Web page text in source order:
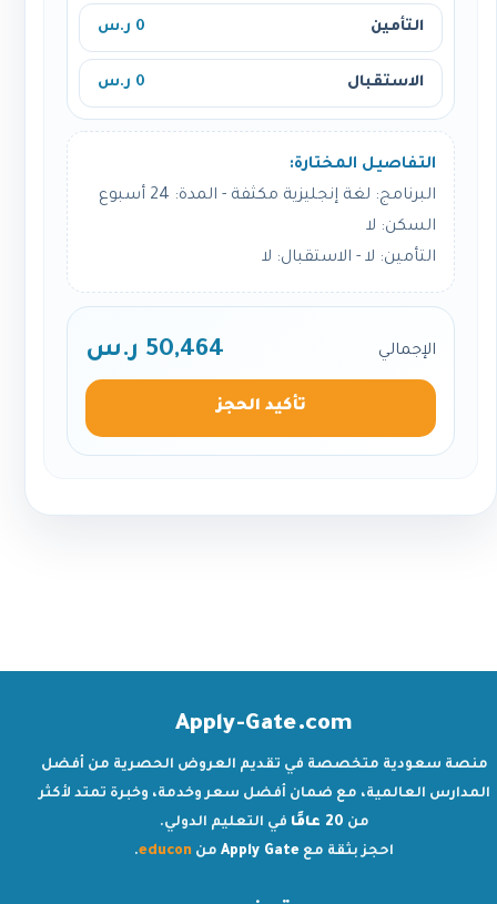
التأمين 0 ر.س
الاستقبال 0 ر.س
التفاصيل المختارة:
البرنامج: لغة إنجليزية مكثفة - المدة: 24 أسبوع
السكن: لا
التأمين: لا - الاستقبال: لا
الإجمالي 50,464 ر.س
تأكيد الحجز
Apply-Gate.com
منصة سعودية متخصصة في تقديم العروض الحصرية من أفضل
المدارس العالمية، مع ضمان أفضل سعر وخدمة، وخبرة تمتد لأكثر
من 20 عامًا
في التعليم الدولي.
احجز بثقة مع Apply Gate من educon
.